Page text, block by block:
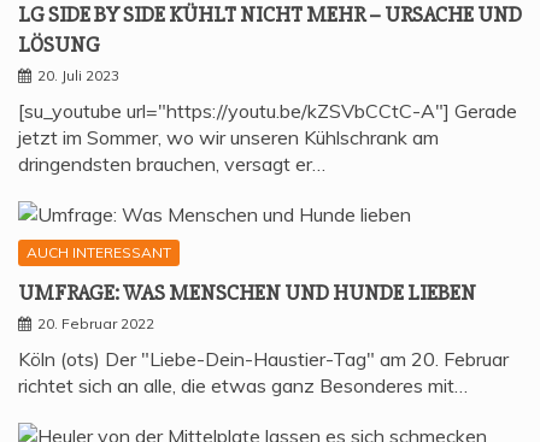
LG SIDE BY SIDE KÜHLT NICHT MEHR – URSA­CHE UND
LÖSUNG
20. Juli 2023
[su_youtube url="https://youtu.be/kZSVbCCtC-A"] Gerade
jetzt im Sommer, wo wir unseren Kühlschrank am
dringendsten brauchen, versagt er…
AUCH INTERESSANT
UMFRA­GE: WAS MEN­SCHEN UND HUN­DE LIEBEN
20. Februar 2022
Köln (ots) Der "Liebe-Dein-Haustier-Tag" am 20. Februar
richtet sich an alle, die etwas ganz Besonderes mit…